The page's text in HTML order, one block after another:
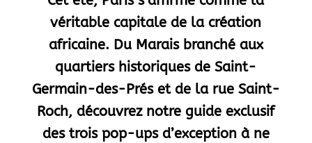
véritable capitale de la création
africaine. Du Marais branché aux
quartiers historiques de Saint-
Germain-des-Prés et de la rue Saint-
Roch, découvrez notre guide exclusif
des trois pop-ups d’exception à ne